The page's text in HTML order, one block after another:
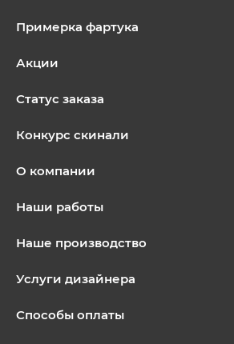
Примерка фартука
Акции
Статус заказа
Конкурс скинали
О компании
Наши работы
Наше производство
Услуги дизайнера
Способы оплаты